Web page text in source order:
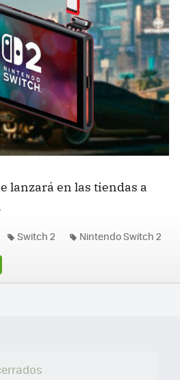
lanzará en las tiendas a
Switch 2 Nintendo Switch 2